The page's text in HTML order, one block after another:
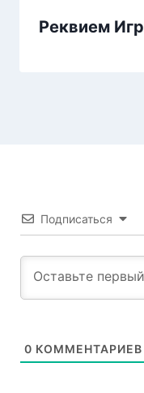
Реквием
Подписаться
0 КОММЕНТАРИЕВ